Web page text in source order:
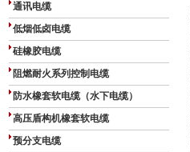
通讯电缆
低烟低卤电缆
硅橡胶电缆
阻燃耐火系列控制电缆
防水橡套软电缆（水下电缆）
高压盾构机橡套软电缆
预分支电缆